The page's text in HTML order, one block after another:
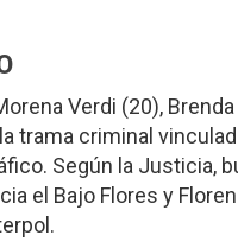
Verdi (20),
trama criminal
Según la Justicia,
el Bajo Flores y